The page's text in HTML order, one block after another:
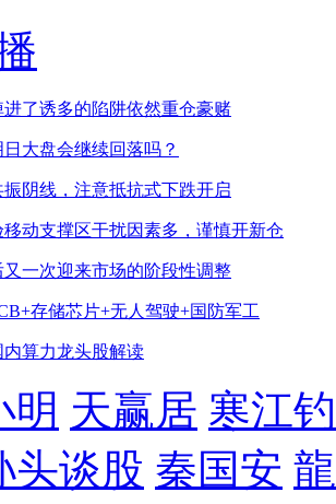
进了诱多的陷阱依然重仓豪赌
大盘会继续回落吗？
振阴线，注意抵抗式下跌开启
动支撑区干扰因素多，谨慎开新仓
一次迎来市场的阶段性调整
存储芯片+无人驾驶+国防军工
算力龙头股解读
明 天赢居 寒江
头谈股 秦国安